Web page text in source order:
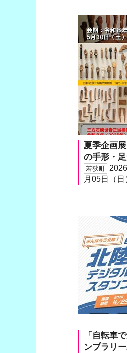
夏季企画
の手形・
若狭町
月05日（日
「自転車
ンプラリ